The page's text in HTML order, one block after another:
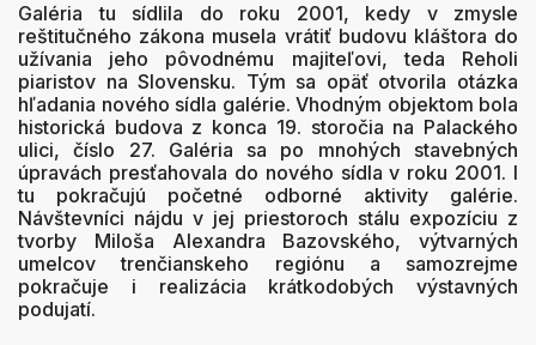
Galéria tu sídlila do roku 2001, kedy v zmysle
reštitučného zákona musela vrátiť budovu kláštora do
užívania jeho pôvodnému majiteľovi, teda Reholi
piaristov na Slovensku. Tým sa opäť otvorila otázka
hľadania nového sídla galérie. Vhodným objektom bola
historická budova z konca 19. storočia na Palackého
ulici, číslo 27. Galéria sa po mnohých stavebných
úpravách presťahovala do nového sídla v roku 2001. I
tu pokračujú početné odborné aktivity galérie.
Návštevníci nájdu v jej priestoroch stálu expozíciu z
tvorby Miloša Alexandra Bazovského, výtvarných
umelcov trenčianskeho regiónu a samozrejme
pokračuje i realizácia krátkodobých výstavných
podujatí.